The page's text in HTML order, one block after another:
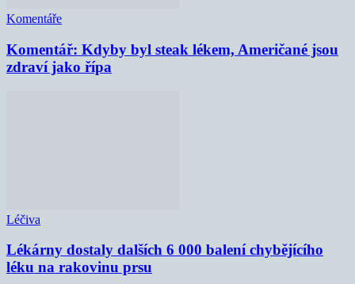
Komentáře
Komentář: Kdyby byl steak lékem, Američané jsou
zdraví jako řípa
Léčiva
Lékárny dostaly dalších 6 000 balení chybějícího
léku na rakovinu prsu